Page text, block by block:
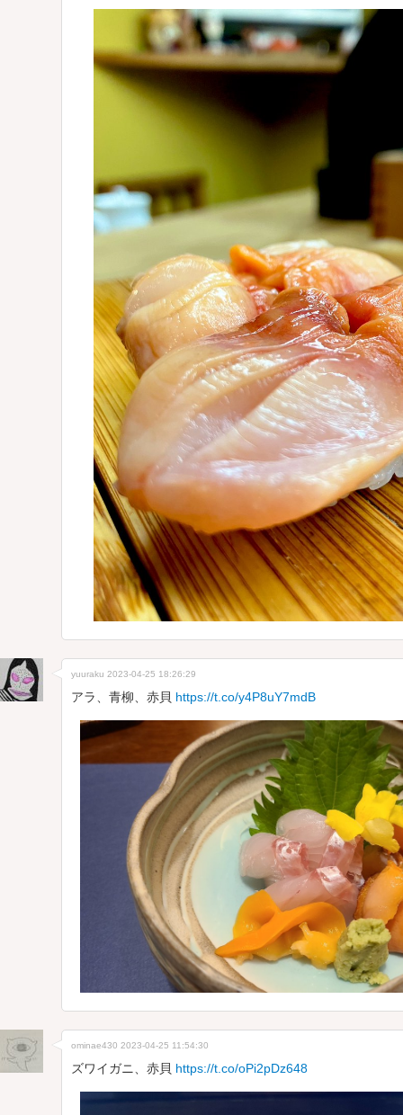
yuuraku 2023-04-25 18:26:29
アラ、青柳、赤貝 https://t.co/y4P8uY7mdB
ominae430 2023-04-25 11:54:30
ズワイガニ、赤貝 https://t.co/oPi2pDz648